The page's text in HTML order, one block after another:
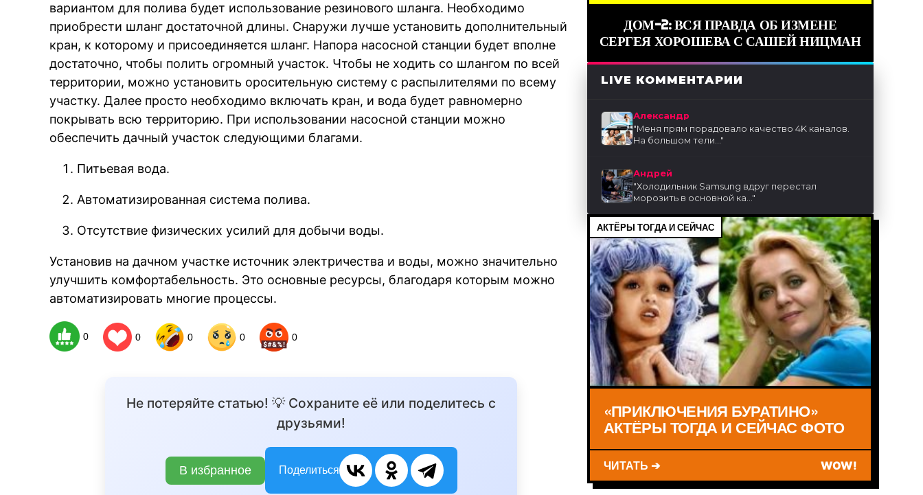
вариантом для полива будет использование резинового шланга. Необходимо
приобрести шланг достаточной длины. Снаружи лучше установить дополнительный
кран, к которому и присоединяется шланг. Напора насосной станции будет вполне
достаточно, чтобы полить огромный участок. Чтобы не ходить со шлангом по всей
территории, можно установить оросительную систему с распылителями по всему
участку. Далее просто необходимо включать кран, и вода будет равномерно
покрывать всю территорию. При использовании насосной станции можно
обеспечить дачный участок следующими благами.
Питьевая вода.
Автоматизированная система полива.
Отсутствие физических усилий для добычи воды.
Установив на дачном участке источник электричества и воды, можно значительно
улучшить комфортабельность. Это основные ресурсы, благодаря которым можно
автоматизировать многие процессы.
0 0 0 0 0
Не потеряйте статью! 💡 Сохраните её или поделитесь с
друзьями!
В избранное Поделиться
ДОМ-2: ВСЯ ПРАВДА ОБ ИЗМЕНЕ
СЕРГЕЯ ХОРОШЕВА С САШЕЙ НИЦМАН
LIVE КОММЕНТАРИИ
Александр
"Меня прям порадовало качество 4K каналов.
На большом тели..."
Андрей
"Холодильник Samsung вдруг перестал
морозить в основной ка..."
АКТЁРЫ ТОГДА И СЕЙЧАС
«ПРИКЛЮЧЕНИЯ БУРАТИНО»
АКТЁРЫ ТОГДА И СЕЙЧАС ФОТО
ЧИТАТЬ ➔ WOW!